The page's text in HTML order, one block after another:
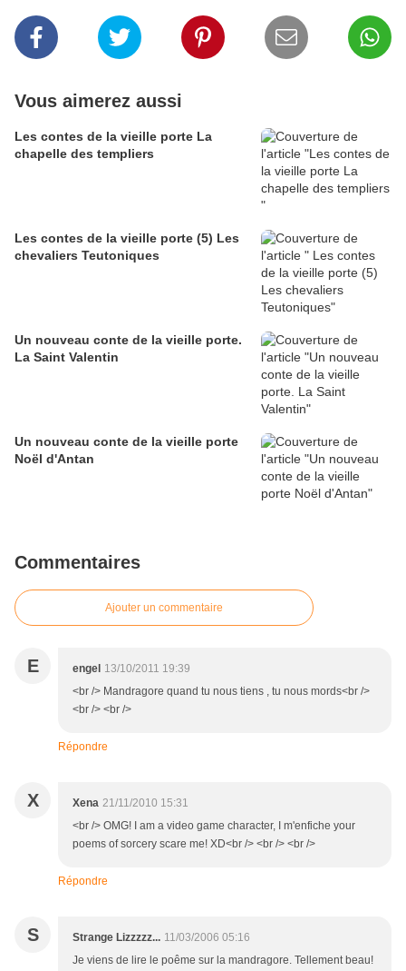
Vous aimerez aussi
Les contes de la vieille porte La
chapelle des templiers
Les contes de la vieille porte (5) Les
chevaliers Teutoniques
Un nouveau conte de la vieille porte.
La Saint Valentin
Un nouveau conte de la vieille porte
Noël d'Antan
Commentaires
Ajouter un commentaire
E engel 13/10/2011 19:39
<br /> Mandragore quand tu nous tiens , tu nous mords<br />
<br /> <br />
Répondre
X Xena 21/11/2010 15:31
<br /> OMG! I am a video game character, I m'enfiche your
poems of sorcery scare me! XD<br /> <br /> <br />
Répondre
S Strange Lizzzzz... 11/03/2006 05:16
Je viens de lire le poême sur la mandragore. Tellement beau!